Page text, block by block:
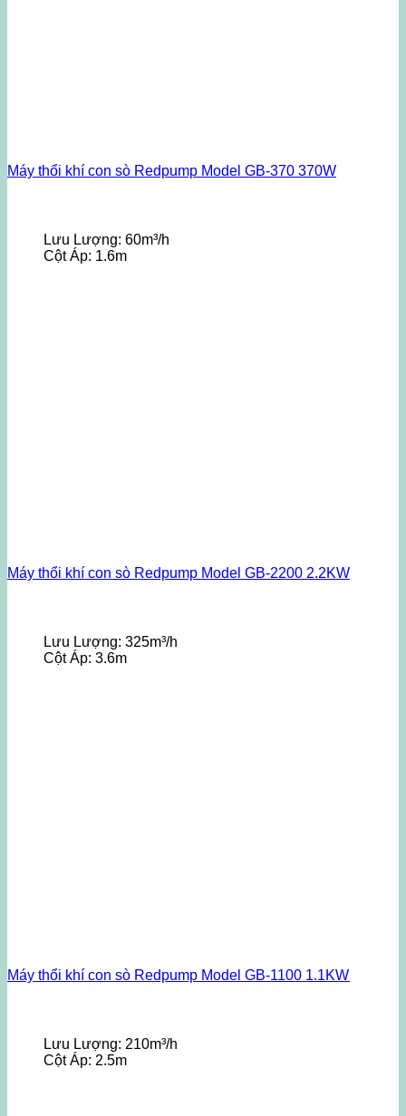
Máy thổi khí con sò Redpump Model GB-370 370W
Lưu Lượng: 60m³/h
Cột Áp: 1.6m
Máy thổi khí con sò Redpump Model GB-2200 2.2KW
Lưu Lượng: 325m³/h
Cột Áp: 3.6m
Máy thổi khí con sò Redpump Model GB-1100 1.1KW
Lưu Lượng: 210m³/h
Cột Áp: 2.5m